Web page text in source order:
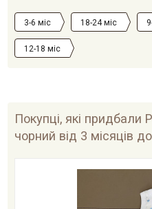
3-6 міс 18-24 міс
12-18 міс
Покупці, які придбали
чорний від 3 місяців